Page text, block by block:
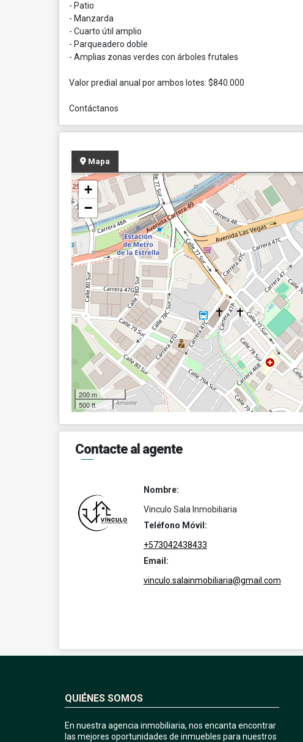
- Patio
- Manzarda
- Cuarto útil amplio
- Parqueadero doble
- Amplias zonas verdes con árboles frutales
Valor predial anual por ambos lotes: $840.000
Contáctanos
Mapa
+
−
200 m
500 ft
Contacte al agente
Nombre:
Vinculo Sala Inmobiliaria
Teléfono Móvil:
+573042438433
Email:
vinculo.salainmobiliaria@gmail.com
QUIÉNES SOMOS
En nuestra agencia inmobiliaria, nos encanta encontrar
las mejores oportunidades de inmuebles para nuestros